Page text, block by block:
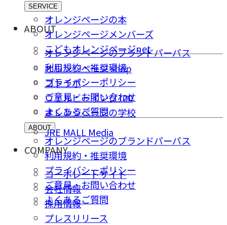
SERVICE
オレンジページの本
オレンジページメンバーズ
こどもオレンジページnet
オレンジページ shop
コトラボ
ウェルビーイング100
オレンジページの学校
JRE MALL Media
ABOUT
オレンジページのブランドパーパス
利用規約・推奨環境
プライバシーポリシー
ご意⾒・お問い合わせ
よくあるご質問
ABOUT
オレンジページのブランドパーパス
利用規約・推奨環境
プライバシーポリシー
ご意⾒・お問い合わせ
よくあるご質問
COMPANY
コーポレートサイト
会社情報
採⽤情報
プレスリリース